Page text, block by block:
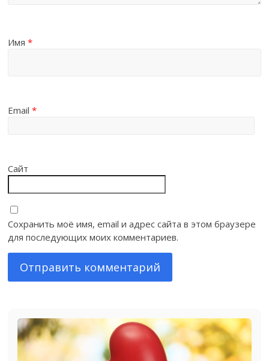
Имя*
Email*
Сайт
Сохранить моё имя, email и адрес сайта в этом браузере
для последующих моих комментариев.